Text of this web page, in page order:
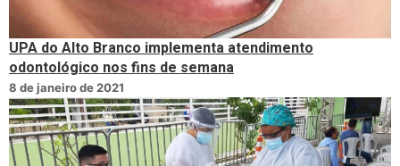
UPA do Alto Branco implementa atendimento
odontológico nos fins de semana
8 de janeiro de 2021